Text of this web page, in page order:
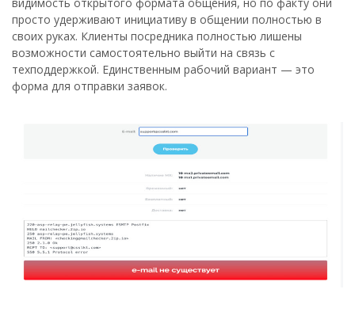
просто удерживают инициативу в общении полностью в
своих руках. Клиенты посредника полностью лишены
возможности самостоятельно выйти на связь с
техподдержкой. Единственным рабочий вариант — это
форма для отправки заявок.